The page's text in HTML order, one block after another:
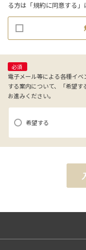
連絡
(2)お客様から照会があっ
(3)お客様に不利益を与え
（電子メール、電話、郵送
(5)商品の企画・開発あるい
様アンケート調査の実施
【3．推奨環境について】
1.当社の推奨するインター
それに伴う連絡の不徹底に
いただく場合がございます。
【4．規約について】
る方は「規約に同意する」
必須
電子メール等による各種イ
する案内について、「希望
お進みください。
希望する